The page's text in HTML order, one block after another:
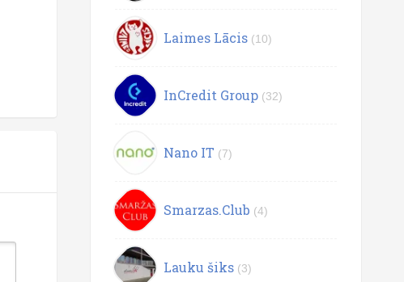
Laimes Lācis (10)
InCredit Group (32)
Nano IT (7)
Smarzas.Club (4)
Lauku šiks (3)